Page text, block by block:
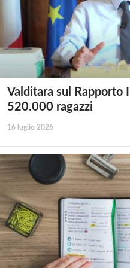
Valditara sul Rapporto
520.000 ragazzi
16 luglio 2026